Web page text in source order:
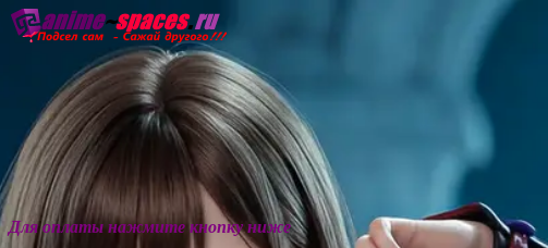
Онгоинги
Для оплаты нажмите кнопку ниже